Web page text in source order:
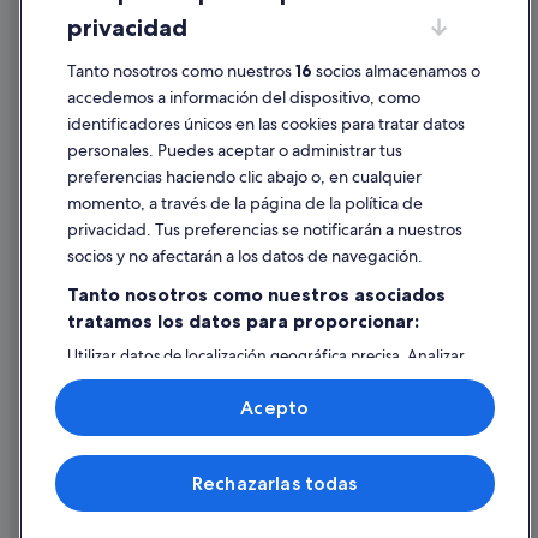
Información legal/contacto
Pautas sobre el contenido y cómo denunciar contenido
Ayuda
Cancelar un vuelo
Cancelar una reserva de hotel o de un alquiler vacacional
Utilizar un cupón de Expedia
Documentos para viajes internacionales
© 2026 Expedia, Inc., una empresa de Expedia Group. Todos los
derechos reservados. Expedia y el logotipo de Expedia son marcas
comerciales o marcas comerciales registradas de Expedia, Inc.
privacidad
Tanto nosotros como nuestros16 socios almacenamos o
accedemos a información del dispositivo, como
identificadores únicos en las cookies para tratar datos
personales. Puedes aceptar o administrar tus
preferencias haciendo clic abajo o, en cualquier
momento, a través de la página de la política de
privacidad. Tus preferencias se notificarán a nuestros
socios y no afectarán a los datos de navegación.
Tanto nosotros como nuestros asociados
tratamos los datos para proporcionar:
Utilizar datos de localización geográfica precisa. Analizar
activamente las características del dispositivo para su
identificación. Almacenar la información en un dispositivo
y/o acceder a ella. Publicidad y contenido personalizados,
medición de publicidad y contenido, investigación de
audiencia y desarrollo de servicios.
Lista de asociados (proveedores)
Rechazarlas todas
Acepto